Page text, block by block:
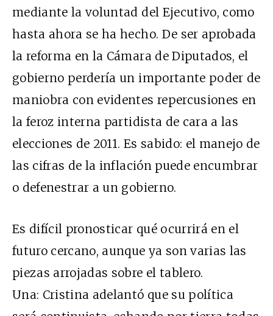
mediante la voluntad del Ejecutivo, como
hasta ahora se ha hecho. De ser aprobada
la reforma en la Cámara de Diputados, el
gobierno perdería un importante poder de
maniobra con evidentes repercusiones en
la feroz interna partidista de cara a las
elecciones de 2011. Es sabido: el manejo de
las cifras de la inflación puede encumbrar
o defenestrar a un gobierno.
Es difícil pronosticar qué ocurrirá en el
futuro cercano, aunque ya son varias las
piezas arrojadas sobre el tablero.
Una: Cristina adelantó que su política